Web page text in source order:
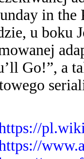
in the
u boku
Go!”, a